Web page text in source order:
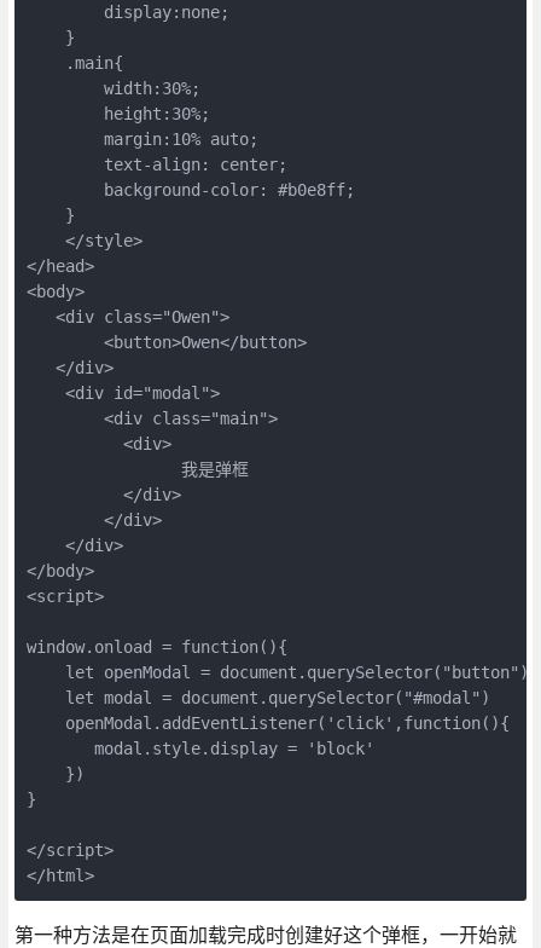
        display:none;
    }
    .main{
        width:30%;
        height:30%;
        margin:10% auto;
        text-align: center;
        background-color: #b0e8ff;
    }
    </style>
</head>
<body>
   <div class="Owen">
        <button>Owen</button>
   </div>
    <div id="modal">
        <div class="main">
          <div>
                我是弹框
          </div>
        </div>
    </div>
</body>
<script>
window.onload = function(){
    let openModal = document.querySelector("button")
    let modal = document.querySelector("#modal")
    openModal.addEventListener('click',function(){
       modal.style.display = 'block'
    })
}
</script>
</html>
第一种方法是在页面加载完成时创建好这个弹框，一开始就